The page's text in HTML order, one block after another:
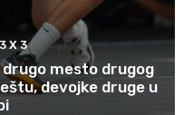
X 3
drugo mesto drugog
devojke druge u